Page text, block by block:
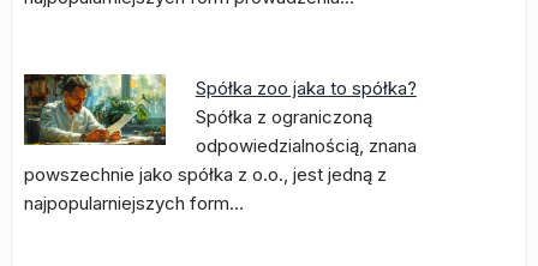
Spółka zoo jaka to spółka?
Spółka z ograniczoną
odpowiedzialnością, znana
powszechnie jako spółka z o.o., jest jedną z
najpopularniejszych form…